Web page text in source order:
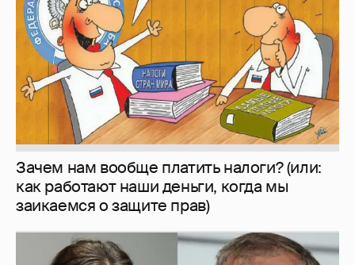
Зачем нам вообще платить налоги? (или:
как работают наши деньги, когда мы
заикаемся о защите прав)